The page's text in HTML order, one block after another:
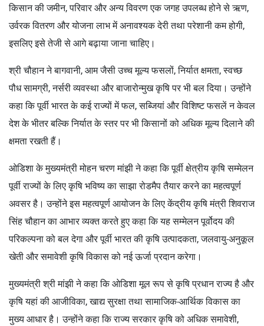
किसान की जमीन, परिवार और अन्य विवरण एक जगह उपलब्ध होने से ऋण,
उर्वरक वितरण और योजना लाभ में अनावश्यक देरी तथा परेशानी कम होगी,
इसलिए इसे तेजी से आगे बढ़ाया जाना चाहिए।
श्री चौहान ने बागवानी, आम जैसी उच्च मूल्य फसलों, निर्यात क्षमता, स्वच्छ
पौध सामग्री, नर्सरी व्यवस्था और बाजारोन्मुख कृषि पर भी बल दिया। उन्होंने
कहा कि पूर्वी भारत के कई राज्यों में फल, सब्जियां और विशिष्ट फसलें न केवल
देश के भीतर बल्कि निर्यात के स्तर पर भी किसानों को अधिक मूल्य दिलाने की
क्षमता रखती हैं।
ओडिशा के मुख्यमंत्री मोहन चरण मांझी ने कहा कि पूर्वी क्षेत्रीय कृषि सम्मेलन
पूर्वी राज्यों के लिए कृषि भविष्य का साझा रोडमैप तैयार करने का महत्वपूर्ण
अवसर है। उन्होंने इस महत्वपूर्ण आयोजन के लिए केंद्रीय कृषि मंत्री शिवराज
सिंह चौहान का आभार व्यक्त करते हुए कहा कि यह सम्मेलन पूर्वोदय की
परिकल्पना को बल देगा और पूर्वी भारत की कृषि उत्पादकता, जलवायु-अनुकूल
खेती और समावेशी कृषि विकास को नई ऊर्जा प्रदान करेगा।
मुख्यमंत्री श्री मांझी ने कहा कि ओडिशा मूल रूप से कृषि प्रधान राज्य है और
कृषि यहां की आजीविका, खाद्य सुरक्षा तथा सामाजिक-आर्थिक विकास का
मुख्य आधार है। उन्होंने कहा कि राज्य सरकार कृषि को अधिक समावेशी,